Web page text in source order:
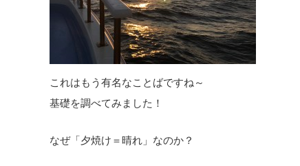
これはもう有名なことばですね～
基礎を調べてみました！
なぜ「夕焼け＝晴れ」なのか？